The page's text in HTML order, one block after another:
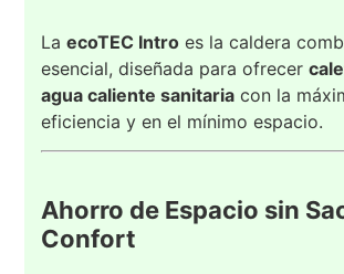
LaecoTEC Intro es la caldera
esencial, diseñada para ofrecer
agua caliente sanitaria con la
eficiencia y en el mínimo espacio.
Ahorro de Espacio sin
Confort